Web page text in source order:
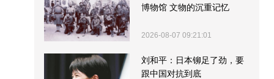
博物馆 文物的沉重记忆
2026-08-07 09:21:01
刘和平：日本铆足了劲，要
跟中国对抗到底